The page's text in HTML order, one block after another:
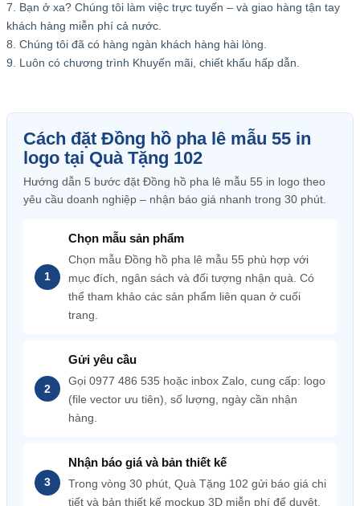
7. Bạn ở xa? Chúng tôi làm việc trực tuyến – và giao hàng tận tay
khách hàng miễn phí cả nước.
8. Chúng tôi đã có hàng ngàn khách hàng hài lòng.
9. Luôn có chương trình Khuyến mãi, chiết khấu hấp dẫn.
Cách đặt Đồng hồ pha lê mẫu 55 in
logo tại Quà Tặng 102
Hướng dẫn 5 bước đặt Đồng hồ pha lê mẫu 55 in logo theo
yêu cầu doanh nghiệp – nhận báo giá nhanh trong 30 phút.
Chọn mẫu sản phẩm
Chọn mẫu Đồng hồ pha lê mẫu 55 phù hợp với
mục đích, ngân sách và đối tượng nhận quà. Có
thể tham khảo các sản phẩm liên quan ở cuối
trang.
Gửi yêu cầu
Gọi 0977 486 535 hoặc inbox Zalo, cung cấp: logo
(file vector ưu tiên), số lượng, ngày cần nhận
hàng.
Nhận báo giá và bản thiết kế
Trong vòng 30 phút, Quà Tặng 102 gửi báo giá chi
tiết và bản thiết kế mockup 3D miễn phí để duyệt.